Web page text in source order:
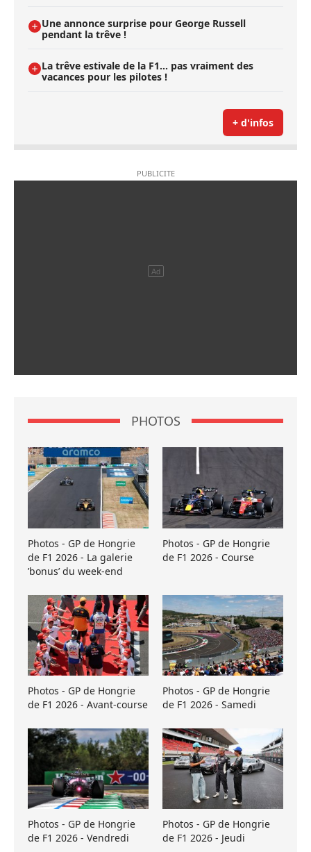
Une annonce surprise pour George Russell
pendant la trêve !
La trêve estivale de la F1... pas vraiment des
vacances pour les pilotes !
+ d'infos
PHOTOS
Photos - GP de Hongrie
de F1 2026 - La galerie
’bonus’ du week-end
Photos - GP de Hongrie
de F1 2026 - Course
Photos - GP de Hongrie
de F1 2026 - Avant-course
Photos - GP de Hongrie
de F1 2026 - Samedi
Photos - GP de Hongrie
de F1 2026 - Vendredi
Photos - GP de Hongrie
de F1 2026 - Jeudi